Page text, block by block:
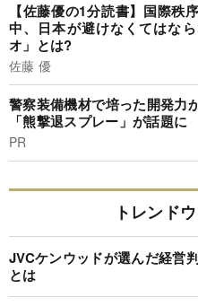
【佐藤優の1分読書】国際秩
中、日本が避けなくてはな
オ」とは?
佐藤 優
警察装備機材で培った開発力
「熊撃退スプレー」が話題に
PR
トレンド
JVCケンウッドが選んだ経営
とは